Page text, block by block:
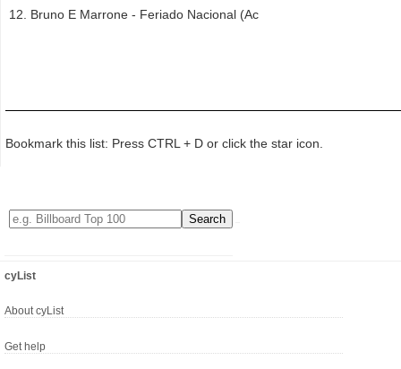
Bruno E Marrone - Feriado Nacional (Ac
Bookmark this list: Press CTRL + D or click the star icon.
cyList
About cyList
Get help